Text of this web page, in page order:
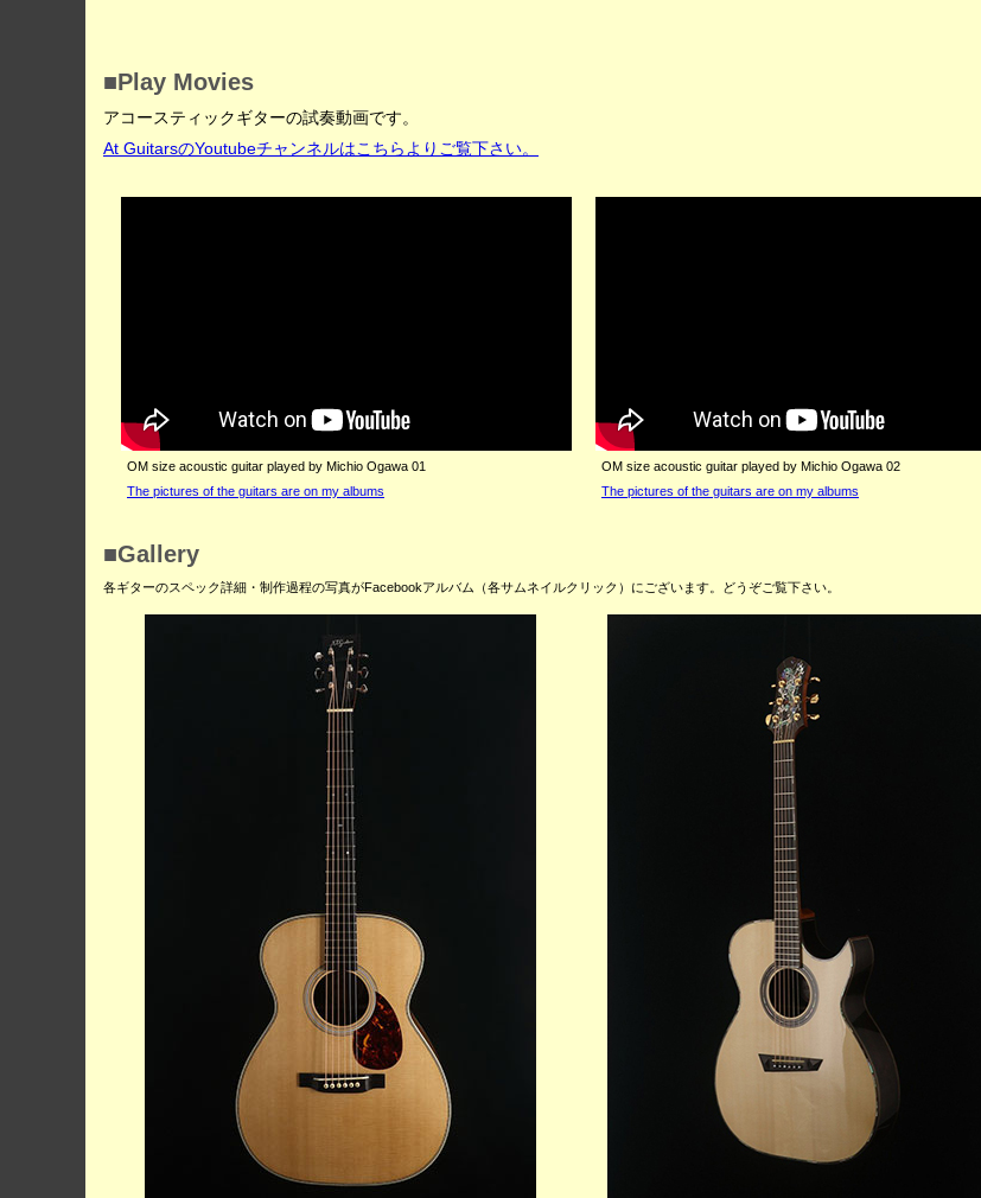
■Play Movies
アコースティックギターの試奏動画です。
At GuitarsのYoutubeチャンネルはこちらよりご覧下さい。
OM size acoustic guitar played by Michio Ogawa 01
The pictures of the guitars are on my albums
OM size acoustic guitar played by Michio Ogawa 02
The pictures of the guitars are on my albums
■Gallery
各ギターのスペック詳細・制作過程の写真がFacebookアルバム（各サムネイルクリック）にございます。どうぞご覧下さい。